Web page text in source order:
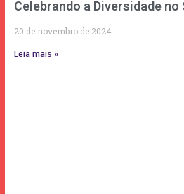
Celebrando a Diversidade
20 de novembro de 2024
Leia mais »